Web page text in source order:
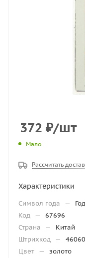
372 ₽/шт
Мало
Рассчитать
Характеристики
Символ года —
Код —
67696
Страна
—
Китай
Штрихкод —
Цвет —
золото